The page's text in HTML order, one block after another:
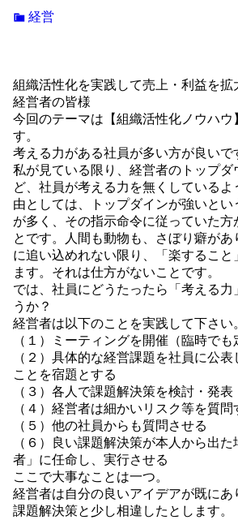
経営
組織活性化を実践して売上・利益を拡
経営者の皆様
今回のテーマは【組織活性化ノウハウ
す。
考える力がある社員が多い方が良いで
私が見ている限り、経営者のトップダ
ど、社員が考える力を無くしている
由としては、トップダインが強いとい
が多く、その指示命令に従っていた方
とです。人間も動物も、さぼり癖が
に追い込めれない限り、「楽すること
ます。それは仕方がないことです。
では、社員にどうたったら「考える力
うか？
経営者は以下のことを実践して下さい
（１）ミーティングを開催（臨時でも
（２）具体的な経営課題を社員に公
ことを宿題とする
（３）各人で課題解決策を検討・発表
（４）経営者は細かいリスク等を質問
（５）他の社員からも質問させる
（６）良い課題解決策が本人から出
者」に任命し、実行させる
ここで大事なことは一つ。
経営者は自分の良いアイデアが既にあ
課題解決策と少し相違したとします。